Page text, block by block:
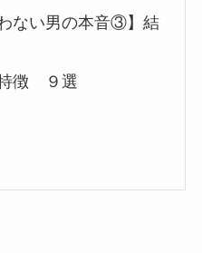
ない男の本音③】結
徴 ９選